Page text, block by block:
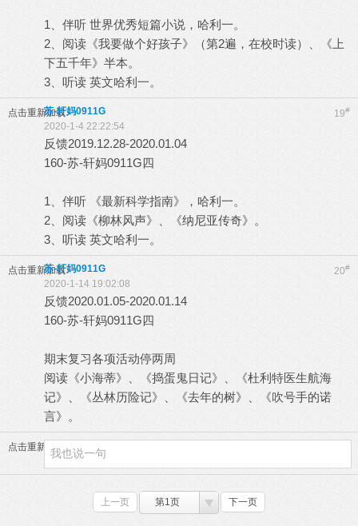
1、伴听 世界优秀短篇小说，哈利一。
2、阅读《我要做个好孩子》（第2遍，在校时读）、《上
下五千年》半本。
3、听读 英文哈利一。
点击重新加载 19#
苏-轩妈0911G
2020-1-4 22:22:54
反馈2019.12.28-2020.01.04
160-苏-轩妈0911G四
1、伴听 《最新科学指南》，哈利一。
2、阅读《柳林风声》、《纳尼亚传奇》。
3、听读 英文哈利一。
点击重新加载 20#
苏-轩妈0911G
2020-1-14 19:02:08
反馈2020.01.05-2020.01.14
160-苏-轩妈0911G四
期末复习各项活动停两周
阅读《小海蒂》、《捣蛋鬼日记》、《杜利特医生航海
记》、《丛林历险记》、《去年的树》、《吹号手的诺
言》。
点击重新加载
上一页 第1页 下一页